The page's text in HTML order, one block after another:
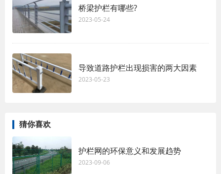
桥梁护栏有哪些?
2023-05-24
导致道路护栏出现损害的两大因素
2023-05-23
猜你喜欢
护栏网的环保意义和发展趋势
2023-09-06